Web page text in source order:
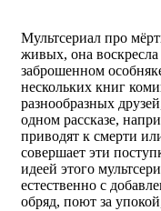
Мультсериал про
живых, она
заброшенном
нескольких книг
разнообразных
одном рассказе,
приводят к смерти
совершает эти
идеей этого
естественно с
обряд, поют за